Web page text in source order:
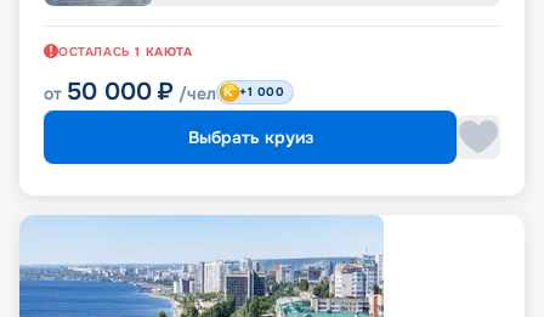
ОСТАЛАСЬ 1 КАЮТА
от 50 000 ₽ /чел +1 000
Выбрать круиз